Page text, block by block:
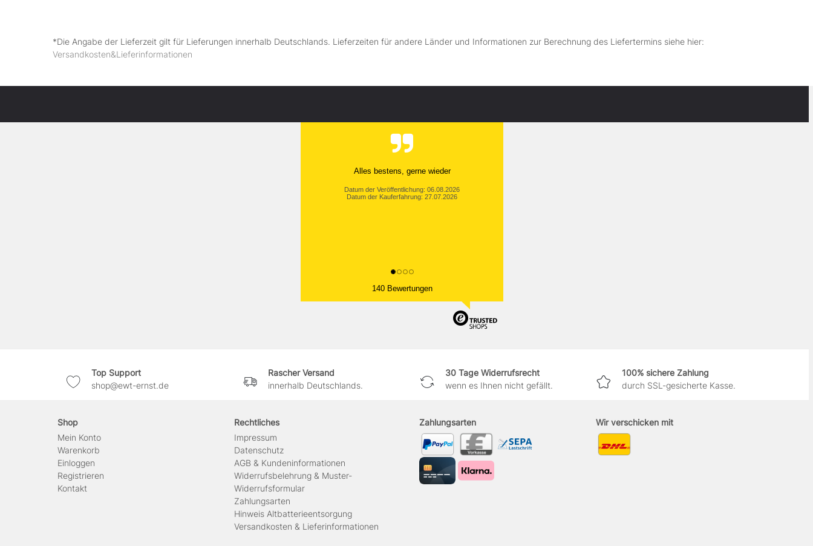
*Die Angabe der Lieferzeit gilt für Lieferungen innerhalb Deutschlands. Lieferzeiten für andere Länder und Informationen zur Berechnung des Liefertermins siehe hier:
Versandkosten&Lieferinformationen
Alles bestens, gerne wieder
Datum der Veröffentlichung: 06.08.2026
Datum der Kauferfahrung: 27.07.2026
140 Bewertungen
Top Support
shop@ewt-ernst.de
Rascher Versand
innerhalb Deutschlands.
30 Tage Widerrufsrecht
wenn es Ihnen nicht gefällt.
100% sichere Zahlung
durch SSL-gesicherte Kasse.
Shop
Mein Konto
Warenkorb
Einloggen
Registrieren
Kontakt
Rechtliches
Impressum
Daten­schutz
AGB & Kundeninformationen
Widerrufsbelehrung & Muster-
Widerrufsformular
Zahlungsarten
Hinweis Altbatterieentsorgung
Versandkosten & Lieferinformationen
Zahlungsarten Wir verschicken mit